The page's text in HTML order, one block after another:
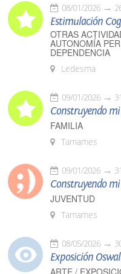
08/01/2026
Estimulación
OTRAS
AUTONOMÍA
DEPENDENCIA
Ledesma
09/01/2026
Construyendo
FAMILIA
Tamames
09/01/2026
Construyendo
JUVENTUD
Tamames
08/05/2026
Exposición
ARTE /